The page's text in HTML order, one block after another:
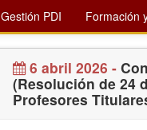
Gestión PDI Formación
6 abril 2026 -
(Resolución de 24
Profesores